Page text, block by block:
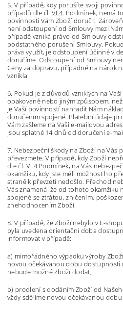
5. V případě, kdy porušíte svoji
případů dle čl.VI.4. Podmínek, nemá
povinnosti Vám Zboží doručit.
není odstoupení od Smlouvy mezi
případě vzniká právo od Smlouvy
podstatného porušení Smlouvy.
práva využít, je odstoupení účinné v
doručíme. Odstoupení od Smlouvy
Ceny za dopravu, případně na nárok
vznikla.
6. Pokud je z důvodů vzniklých na
opakovaně nebo jiným způsobem,
je Vaší povinností nahradit Nám
doručením spojené. Platební údaje
Vám zašleme na Vaši e-mailovou
jsou splatné 14 dnů od doručení e-
7. Nebezpeční škody na Zboží na Vás
převezmete. V případě, kdy Zboží
dle čl. VI.4 Podmínek, na Vás
okamžiku, kdy jste měli možnost ho
straně k převzetí nedošlo. Přechod
Vás znamená, že od tohoto okamžiku
spojené se ztrátou, zničením,
znehodnocením Zboží.
8. V případě, že Zboží nebylo v E-
byla uvedena orientační doba
informovat v případě:
a) mimořádného výpadku výroby
novou očekávanou dobu dostupnosti
nebude možné Zboží dodat;
b) prodlení s dodáním Zboží od
vždy sdělíme novou očekávanou